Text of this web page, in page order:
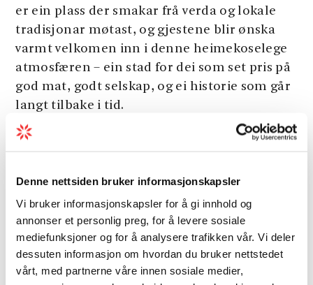
Denne nettsiden bruker informasjonskapsler
Vi bruker informasjonskapsler for å gi innhold og
annonser et personlig preg, for å levere sosiale
mediefunksjoner og for å analysere trafikken vår. Vi deler
dessuten informasjon om hvordan du bruker nettstedet
vårt, med partnerne våre innen sosiale medier,
er ein plass der smakar frå verda og lokale
tradisjonar møtast, og gjestene blir ønska
varmt velkomen inn i denne heimekoselege
atmosfæren – ein stad for dei som set pris på
god mat, godt selskap, og ei historie som går
langt tilbake i tid.
Velkomen til Vik Restaurant, Bakeri & Kafé!
Generelle fasiliteter
Mat og drikke